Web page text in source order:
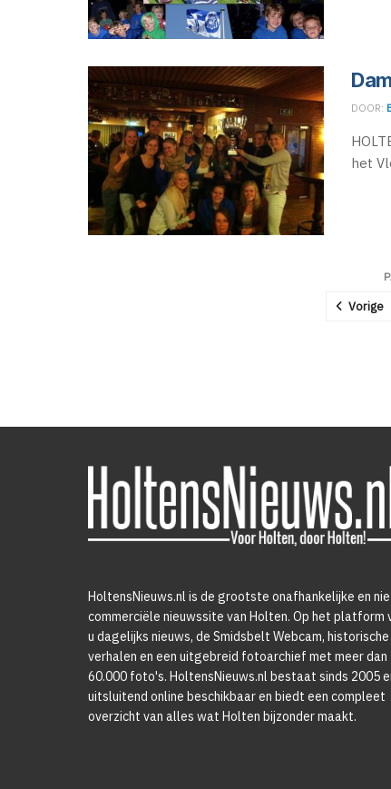
DOOR:
het
Vorige
HoltensNieuws.nl is de grootste onafhankelijke en
commerciële nieuwssite van Holten. Op het platform
u dagelijks nieuws, de Smidsbelt Webcam, historische
verhalen en een uitgebreid fotoarchief met meer dan
60.000 foto's. HoltensNieuws.nl bestaat sinds 2005
uitsluitend online beschikbaar en biedt een compleet
overzicht van alles wat Holten bijzonder maakt.